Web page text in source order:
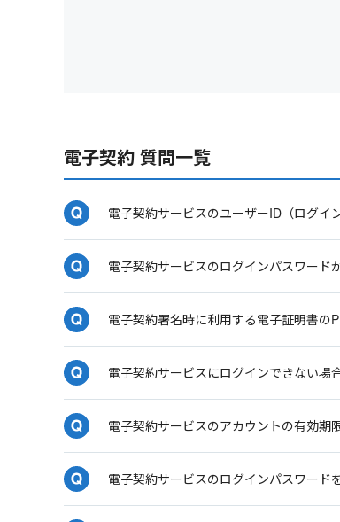
電子契約 質問一覧
電子契約サービスのユーザーID（ログイ
電子契約サービスのログインパスワード
電子契約署名時に利用する電子証明書の
電子契約サービスにログインできない場
電子契約サービスのアカウントの有効期
電子契約サービスのログインパスワード